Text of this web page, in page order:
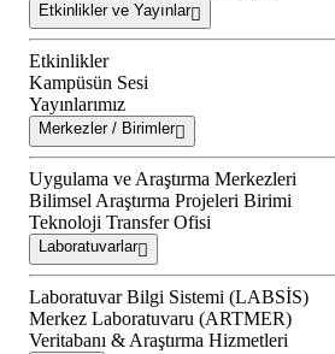
Etkinlikler ve Yayınlar
Etkinlikler
Kampüsün Sesi
Yayınlarımız
Merkezler / Birimler
Uygulama ve Araştırma Merkezleri
Bilimsel Araştırma Projeleri Birimi
Teknoloji Transfer Ofisi
Laboratuvarlar
Laboratuvar Bilgi Sistemi (LABSİS)
Merkez Laboratuvaru (ARTMER)
Veritabanı & Araştırma Hizmetleri